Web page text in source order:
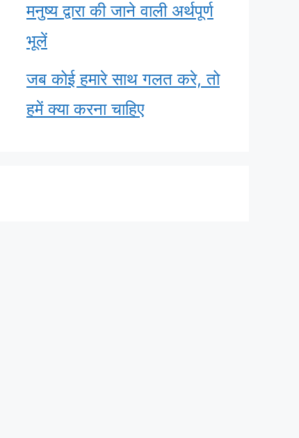
मनुष्य द्वारा की जाने वाली अर्थपूर्ण
भूलें
जब कोई हमारे साथ गलत करे, तो
हमें क्या करना चाहिए